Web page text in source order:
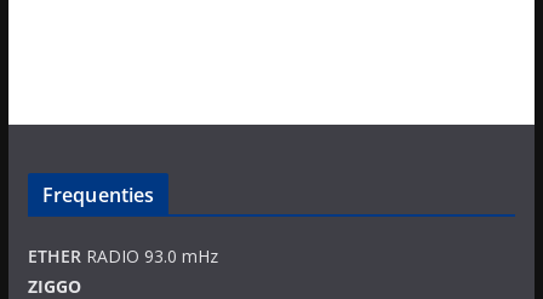
Frequenties
ETHERRADIO 93.0 mHz
ZIGGO